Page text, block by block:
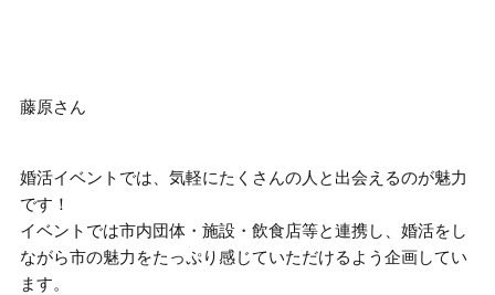
藤原さん
婚活イベントでは、気軽にたくさんの人と出会えるのが魅力
です！
イベントでは市内団体・施設・飲食店等と連携し、婚活をし
ながら市の魅力をたっぷり感じていただけるよう企画してい
ます。